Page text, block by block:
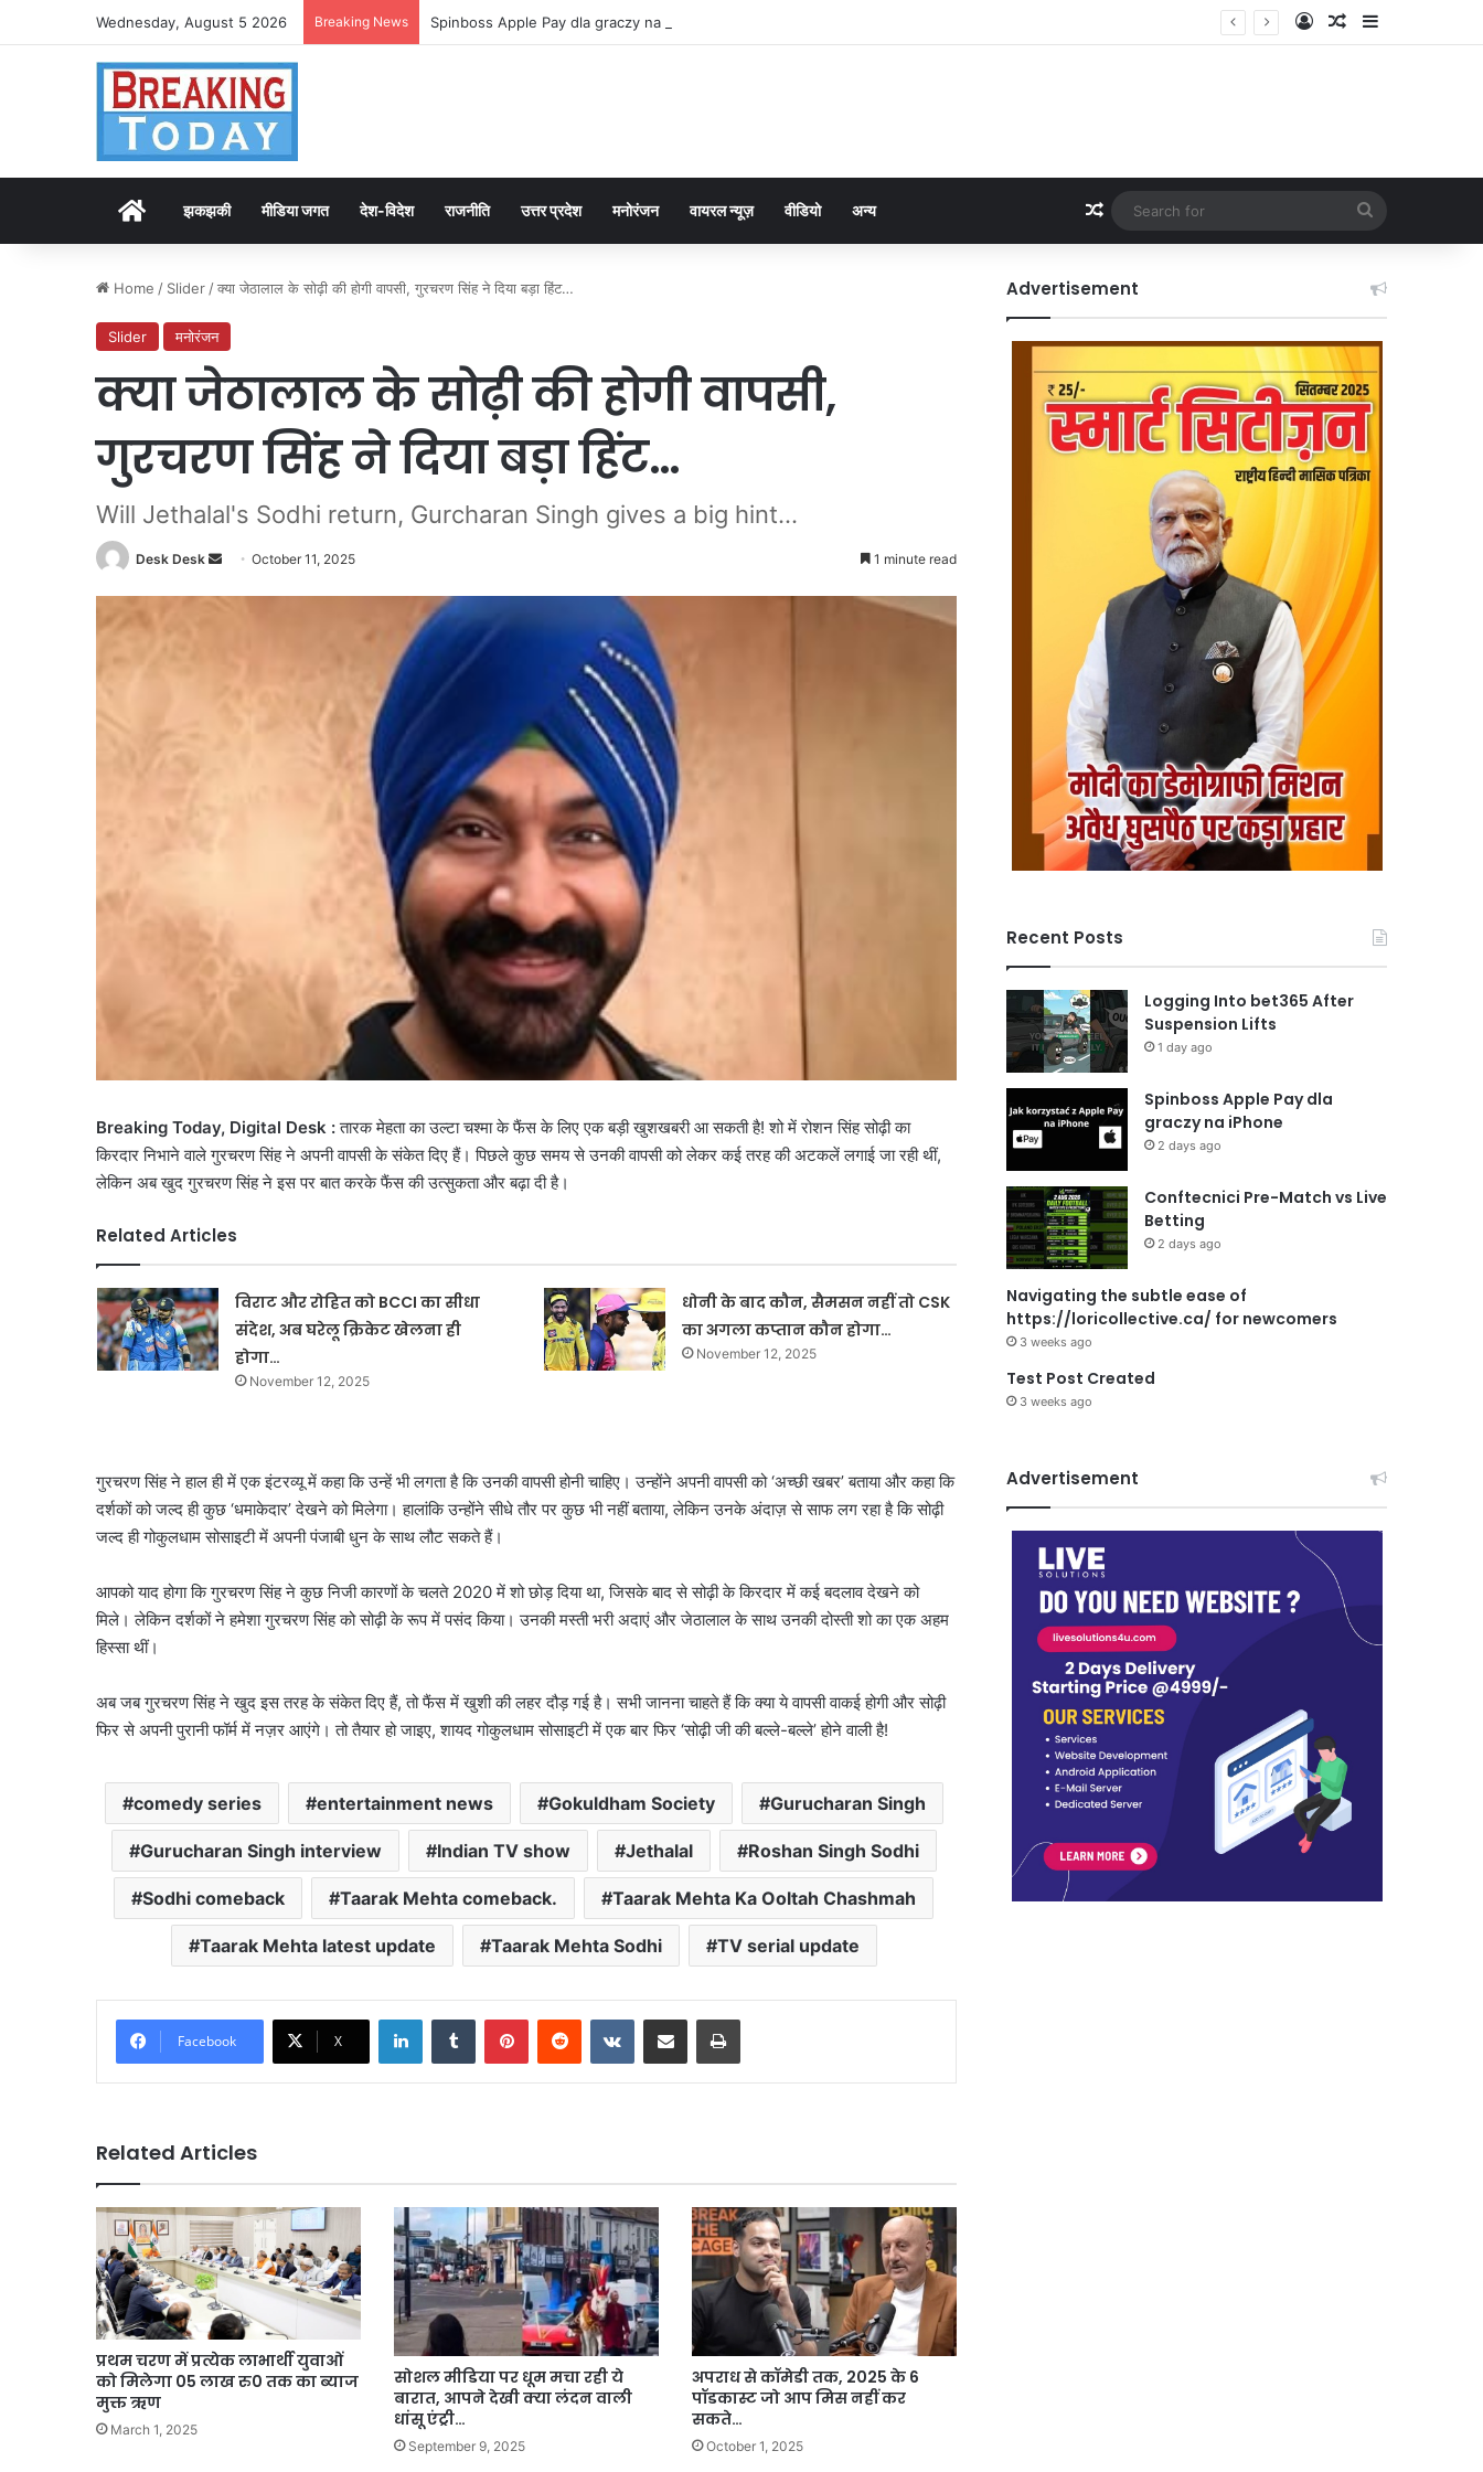
Wednesday, August 5 2026 Breaking News Spinboss Apple Pay dla graczy na iPhone Log InRandom Article
Sidebar
Homeझकझकी मीडिया जगत देश-विदेश राजनीति उत्तर प्रदेश मनोरंजन वायरल न्यूज़ वीडियो अन्य Random Article
for
Home / Slider /क्या जेठालाल के सोढ़ी की होगी वापसी, गुरचरण सिंह ने दिया बड़ा हिंट…
Slider मनोरंजन
क्या जेठालाल के सोढ़ी की होगी वापसी,
गुरचरण सिंह ने दिया बड़ा हिंट…
Will Jethalal's Sodhi return, Gurcharan Singh gives a big hint...
Desk Desk
SendOctober 11, 2025 1 minute read
Breaking Today, Digital Desk :तारक मेहता का उल्टा चश्मा के फैंस के लिए एक बड़ी खुशखबरी आ सकती है! शो में रोशन सिंह सोढ़ी का
किरदार निभाने वाले गुरचरण सिंह ने अपनी वापसी के संकेत दिए हैं। पिछले कुछ समय से उनकी वापसी को लेकर कई तरह की अटकलें लगाई जा रही थीं,
लेकिन अब खुद गुरचरण सिंह ने इस पर बात करके फैंस की उत्सुकता और बढ़ा दी है।
Related Articles
विराट और रोहित को BCCI का सीधा
संदेश, अब घरेलू क्रिकेट खेलना ही
होगा…
November 12, 2025
धोनी के बाद कौन, सैमसन नहीं तो CSK
का अगला कप्तान कौन होगा…
November 12, 2025
गुरचरण सिंह ने हाल ही में एक इंटरव्यू में कहा कि उन्हें भी लगता है कि उनकी वापसी होनी चाहिए। उन्होंने अपनी वापसी को ‘अच्छी खबर’ बताया और कहा कि
दर्शकों को जल्द ही कुछ ‘धमाकेदार’ देखने को मिलेगा। हालांकि उन्होंने सीधे तौर पर कुछ भी नहीं बताया, लेकिन उनके अंदाज़ से साफ लग रहा है कि सोढ़ी
जल्द ही गोकुलधाम सोसाइटी में अपनी पंजाबी धुन के साथ लौट सकते हैं।
आपको याद होगा कि गुरचरण सिंह ने कुछ निजी कारणों के चलते 2020 में शो छोड़ दिया था, जिसके बाद से सोढ़ी के किरदार में कई बदलाव देखने को
मिले। लेकिन दर्शकों ने हमेशा गुरचरण सिंह को सोढ़ी के रूप में पसंद किया। उनकी मस्ती भरी अदाएं और जेठालाल के साथ उनकी दोस्ती शो का एक अहम
हिस्सा थीं।
अब जब गुरचरण सिंह ने खुद इस तरह के संकेत दिए हैं, तो फैंस में खुशी की लहर दौड़ गई है। सभी जानना चाहते हैं कि क्या ये वापसी वाकई होगी और सोढ़ी
फिर से अपनी पुरानी फॉर्म में नज़र आएंगे। तो तैयार हो जाइए, शायद गोकुलधाम सोसाइटी में एक बार फिर ‘सोढ़ी जी की बल्ले-बल्ले’ होने वाली है!
comedy series entertainment news Gokuldham Society Gurucharan Singh
Gurucharan Singh interview Indian TV show Jethalal Roshan Singh Sodhi
Sodhi comeback Taarak Mehta comeback. Taarak Mehta Ka Ooltah Chashmah
Taarak Mehta latest update Taarak Mehta Sodhi TV serial update
Facebook X
LinkedInTumblr PinterestReddit VKontakteShare via Email Print
Related Articles
प्रथम चरण में प्रत्येक लाभार्थी युवाओं
को मिलेगा 05 लाख रु0 तक का ब्याज
मुक्त ऋण
March 1, 2025
सोशल मीडिया पर धूम मचा रही ये
बारात, आपने देखी क्या लंदन वाली
धांसू एंट्री…
September 9, 2025
अपराध से कॉमेडी तक, 2025 के 6
पॉडकास्ट जो आप मिस नहीं कर
सकते…
October 1, 2025
Advertisement
Recent Posts
Logging Into bet365 After
Suspension Lifts
1 day ago
Spinboss Apple Pay dla
graczy na iPhone
2 days ago
Conftecnici Pre-Match vs Live
Betting
2 days ago
Navigating the subtle ease of
https://loricollective.ca/ for newcomers
3 weeks ago
Test Post Created
3 weeks ago
Advertisement